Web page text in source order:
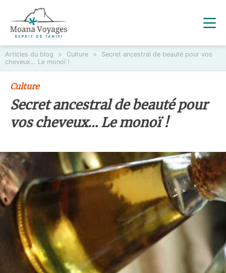
Articles du blog > Culture >
Secret ancestral de beauté pour vos
cheveux… Le monoï !
Culture
Secret ancestral de beauté pour
vos cheveux… Le monoï !